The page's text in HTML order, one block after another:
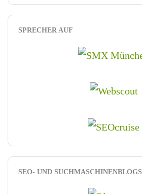
SPRECHER AUF
SEO- UND SUCHMASCHINENBLOGS